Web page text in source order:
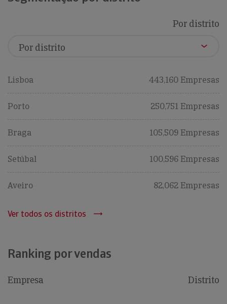
Por distrito
Lisboa 443,160 Empresas
Porto 250,751 Empresas
Braga 105,509 Empresas
Setúbal 100,596 Empresas
Aveiro 82,062 Empresas
Ver todos os distritos
Ranking por vendas
Empresa Distrito